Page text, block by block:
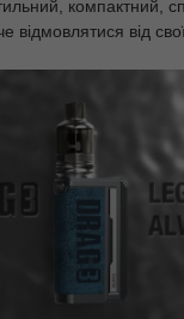
компактний,
відмовлятися від